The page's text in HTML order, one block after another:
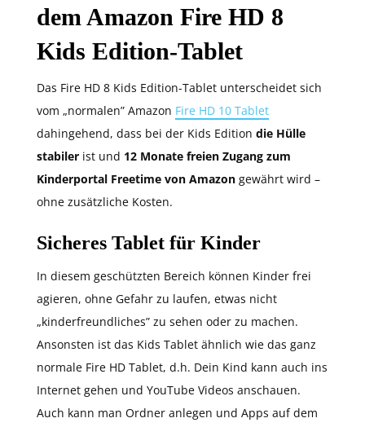
dem Amazon Fire HD 8
Kids Edition-Tablet
Das Fire HD 8 Kids Edition-Tablet unterscheidet sich
vom „normalen” Amazon Fire HD 10 Tablet
dahingehend, dass bei der Kids Edition die Hülle
stabiler ist und 12 Monate freien Zugang zum
Kinderportal Freetime von Amazon gewährt wird –
ohne zusätzliche Kosten.
Sicheres Tablet für Kinder
In diesem geschützten Bereich können Kinder frei
agieren, ohne Gefahr zu laufen, etwas nicht
„kinderfreundliches” zu sehen oder zu machen.
Ansonsten ist das Kids Tablet ähnlich wie das ganz
normale Fire HD Tablet, d.h. Dein Kind kann auch ins
Internet gehen und YouTube Videos anschauen.
Auch kann man Ordner anlegen und Apps auf dem